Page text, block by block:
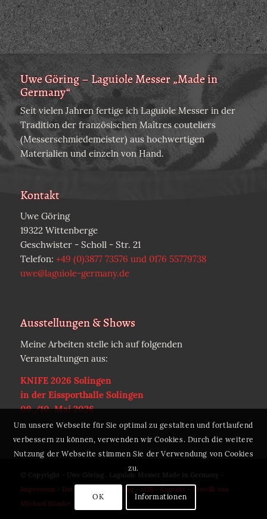
Uwe Göring – Laguiole Messer „Made in
Germany“
Seit vielen Jahren fertige ich Laguiole Messer in der
Tradition der französischen Maîtres couteliers
(Messerschmiedemeister) aus hochwertigen
Materialien und einzeln von Hand.
Kontakt
Uwe Göring
19322 Wittenberge
Geschwister - Scholl - Str. 21
Telefon: +49 (0)3877 73576 und 0176 55779738
uwe@laguiole-germany.de
Ausstellungen & Shows
Meine Arbeiten stelle ich auf folgenden
Veranstaltungen aus:
KNIFE 2026 Solingen
in der Eissporthalle Solingen
09./10. Mai 2026
© Copyright - Uwe Göring . Laguiole Messer Made in Germany -
Impressum- Datenschutzerklärung- AGB- Kontakt
Erstellt von
Michael Hömke
Um unsere Webseite für Sie optimal zu gestalten und fortlaufend
verbessern zu können, verwenden wir Cookies. Durch die weitere
Nutzung der Webseite stimmen Sie der Verwendung von Cookies
zu.
OK Informationen